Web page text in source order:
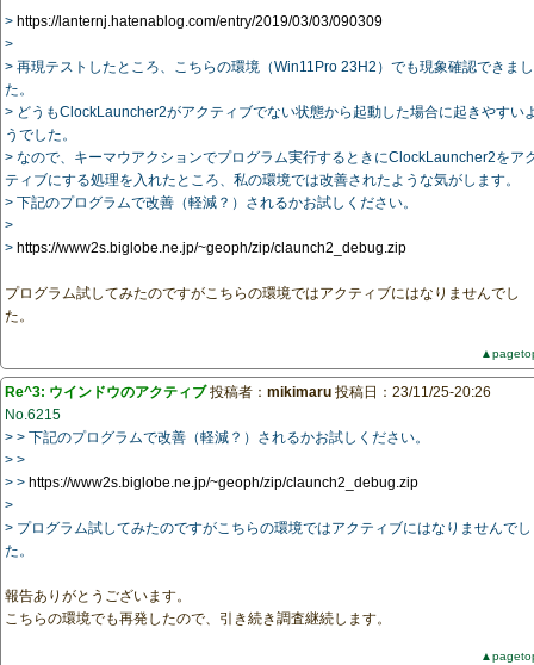
> https://lanternj.hatenablog.com/entry/2019/03/03/090309
>
> 再現テストしたところ、こちらの環境（Win11Pro 23H2）でも現象確認できまし
た。
> どうもClockLauncher2がアクティブでない状態から起動した場合に起きやすい
うでした。
> なので、キーマウアクションでプログラム実行するときにClockLauncher2をア
ティブにする処理を入れたところ、私の環境では改善されたような気がします。
> 下記のプログラムで改善（軽減？）されるかお試しください。
>
> https://www2s.biglobe.ne.jp/~geoph/zip/claunch2_debug.zip
プログラム試してみたのですがこちらの環境ではアクティブにはなりませんでし
た。
Re^3: ウインドウのアクティブ投稿者： mikimaru 投稿日：23/11/25-20:26
No.6215
> > 下記のプログラムで改善（軽減？）されるかお試しください。
> >
> > https://www2s.biglobe.ne.jp/~geoph/zip/claunch2_debug.zip
>
> プログラム試してみたのですがこちらの環境ではアクティブにはなりませんでし
た。
報告ありがとうございます。
こちらの環境でも再発したので、引き続き調査継続します。